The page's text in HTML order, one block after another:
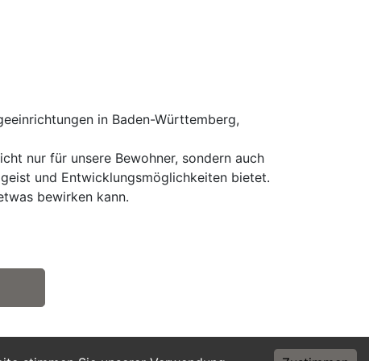
in Baden-Württemberg,
nur für unsere Bewohner, sondern auch
und Entwicklungsmöglichkeiten bietet.
bewirken kann.